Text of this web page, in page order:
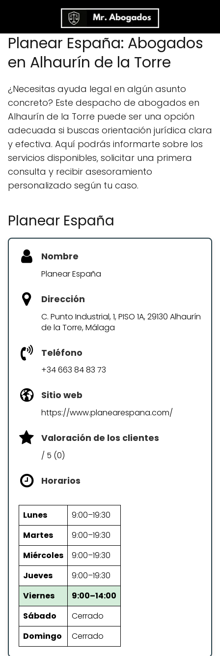
Planear España: Abogados
en Alhaurín de la Torre
¿Necesitas ayuda legal en algún asunto
concreto? Este despacho de abogados en
Alhaurín de la Torre puede ser una opción
adecuada si buscas orientación jurídica clara
y efectiva. Aquí podrás informarte sobre los
servicios disponibles, solicitar una primera
consulta y recibir asesoramiento
personalizado según tu caso.
Planear España
Nombre
Planear España
Dirección
C. Punto Industrial, 1, PISO 1A, 29130 Alhaurín
de la Torre, Málaga
Teléfono
+34 663 84 83 73
Sitio web
https://www.planearespana.com/
Valoración de los clientes
/ 5 (0)
Horarios
Lunes
9:00–19:30
Martes
9:00–19:30
Miércoles
9:00–19:30
Jueves
9:00–19:30
Viernes
9:00–14:00
Sábado
Cerrado
Domingo
Cerrado